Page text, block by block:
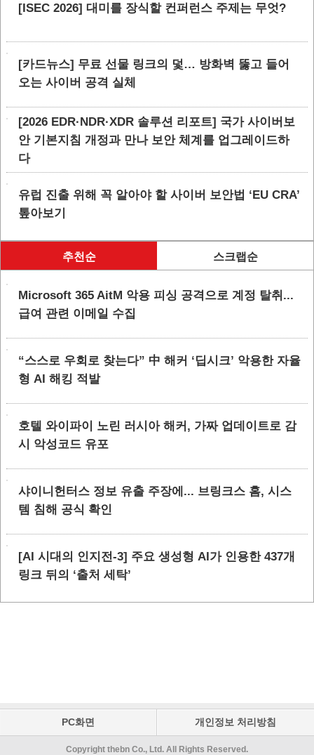
[ISEC 2026] 대미를 장식할 컨퍼런스 주제는 무엇?
[카드뉴스] 무료 선물 링크의 덫… 방화벽 뚫고 들어
오는 사이버 공격 실체
[2026 EDR·NDR·XDR 솔루션 리포트] 국가 사이버보
안 기본지침 개정과 만나 보안 체계를 업그레이드하
다
유럽 진출 위해 꼭 알아야 할 사이버 보안법 ‘EU CRA’
톺아보기
추천순 스크랩순
Microsoft 365 AitM 악용 피싱 공격으로 계정 탈취...
급여 관련 이메일 수집
“스스로 우회로 찾는다” 中 해커 ‘딥시크’ 악용한 자율
형 AI 해킹 적발
호텔 와이파이 노린 러시아 해커, 가짜 업데이트로 감
시 악성코드 유포
샤이니헌터스 정보 유출 주장에... 브링크스 홈, 시스
템 침해 공식 확인
[AI 시대의 인지전-3] 주요 생성형 AI가 인용한 437개
링크 뒤의 ‘출처 세탁’
PC화면 개인정보 처리방침
Copyright thebn Co., Ltd. All Rights Reserved.